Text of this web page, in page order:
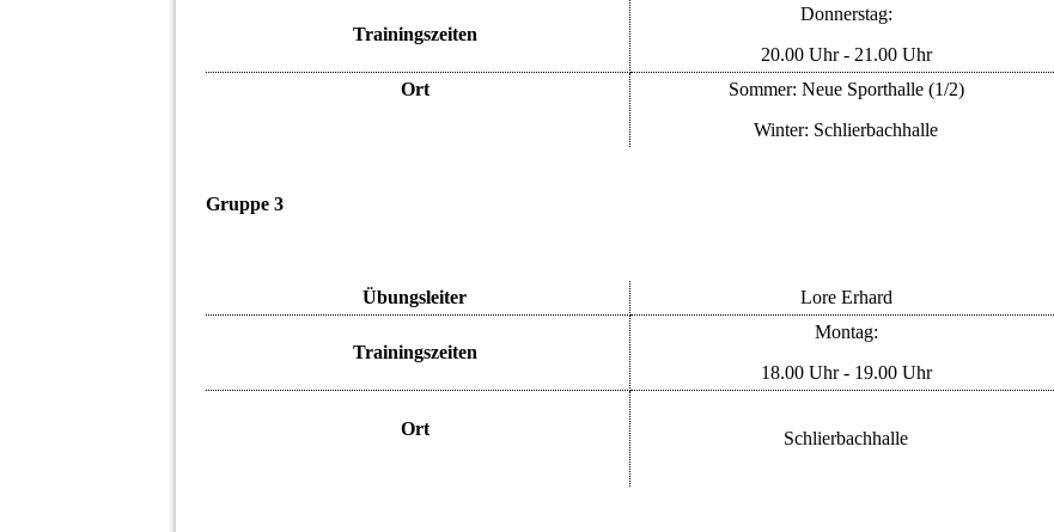
Trainingszeiten
Donnerstag:
20.00 Uhr - 21.00 Uhr
Ort
Sommer: Neue Sporthalle (1/2)
Winter: Schlierbachhalle
Gruppe 3
Übungsleiter Lore Erhard
Trainingszeiten
Montag:
18.00 Uhr - 19.00 Uhr
Ort Schlierbachhalle